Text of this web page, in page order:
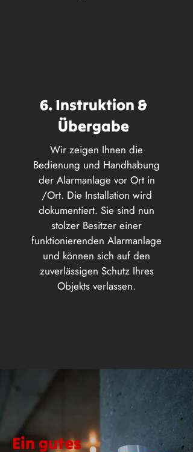
6. Instruktion &
Übergabe
Wir zeigen Ihnen die
Bedienung und Handhabung
der Alarmanlage vor Ort in
/Ort. Die Installation wird
dokumentiert. Sie sind nun
stolzer Besitzer einer
funktionierenden Alarmanlage
und können sich auf den
zuverlässigen Schutz Ihres
Objekts verlassen.
Ein gutes